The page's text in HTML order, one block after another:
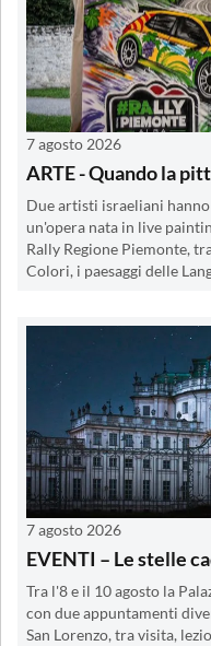
7 agosto 2026
ARTE - Quando la
Due artisti israeliani
un'opera nata in live
Rally Regione Piemonte,
Colori, i paesaggi delle
7 agosto 2026
EVENTI – Le stelle
Tra l'8 e il 10 agosto la
con due appuntamenti
San Lorenzo, tra visita,